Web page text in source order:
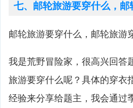
七、邮轮旅游要穿什么，邮
邮轮旅游要穿什么，邮轮旅游
我是荒野冒险家，很高兴回答
旅游要穿什么呢？具体的穿衣
经验来分享给题主，我会通过